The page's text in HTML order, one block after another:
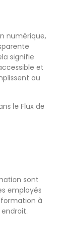
numérique,
signifie
et
au
le Flux de
sont
employés
à